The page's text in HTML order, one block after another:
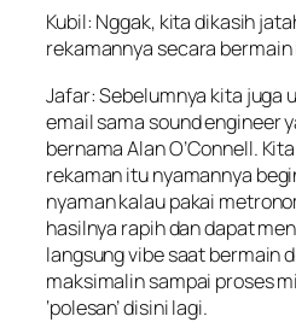
Kubil: Nggak, kita dikasih
rekamannya secara
Jafar: Sebelumnya kita juga
email sama sound engineer
bernama Alan O’Connell.
rekaman itu nyamannya
nyaman kalau pakai
hasilnya rapih dan dapat
langsung vibe saat bermain
maksimalin sampai proses
‘polesan’ disini lagi.